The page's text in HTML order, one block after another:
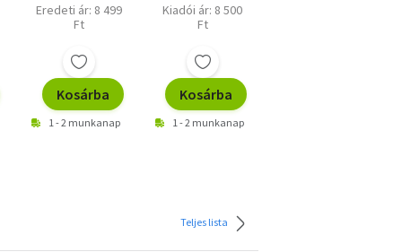
Eredeti ár: 8 499
Ft
Kosárba
1 - 2 munkanap
Kiadói ár: 8 500
Ft
Kosárba
1 - 2 munkanap
Teljes lista